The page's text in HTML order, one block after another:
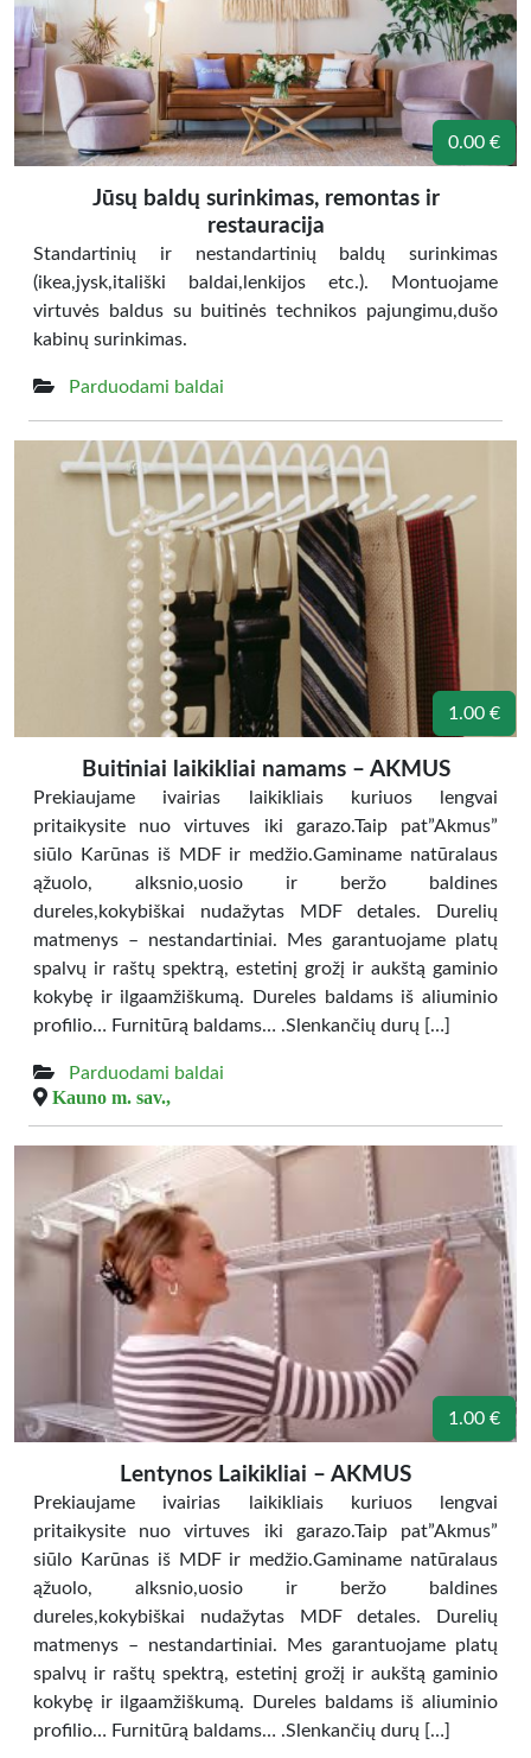
0.00 €
Jūsų baldų surinkimas, remontas ir
restauracija
Standartinių ir nestandartinių baldų surinkimas
(ikea,jysk,itališki baldai,lenkijos etc.). Montuojame
virtuvės baldus su buitinės technikos pajungimu,dušo
kabinų surinkimas.
Parduodami baldai
1.00 €
Buitiniai laikikliai namams – AKMUS
Prekiaujame ivairias laikikliais kuriuos lengvai
pritaikysite nuo virtuves iki garazo.Taip pat”Akmus”
siūlo Karūnas iš MDF ir medžio.Gaminame natūralaus
ąžuolo, alksnio,uosio ir beržo baldines
dureles,kokybiškai nudažytas MDF detales. Durelių
matmenys – nestandartiniai. Mes garantuojame platų
spalvų ir raštų spektrą, estetinį grožį ir aukštą gaminio
kokybę ir ilgaamžiškumą. Dureles baldams iš aliuminio
profilio… Furnitūrą baldams… .Slenkančių durų […]
Parduodami baldai
Kauno m. sav.,
1.00 €
Lentynos Laikikliai – AKMUS
Prekiaujame ivairias laikikliais kuriuos lengvai
pritaikysite nuo virtuves iki garazo.Taip pat”Akmus”
siūlo Karūnas iš MDF ir medžio.Gaminame natūralaus
ąžuolo, alksnio,uosio ir beržo baldines
dureles,kokybiškai nudažytas MDF detales. Durelių
matmenys – nestandartiniai. Mes garantuojame platų
spalvų ir raštų spektrą, estetinį grožį ir aukštą gaminio
kokybę ir ilgaamžiškumą. Dureles baldams iš aliuminio
profilio… Furnitūrą baldams… .Slenkančių durų […]